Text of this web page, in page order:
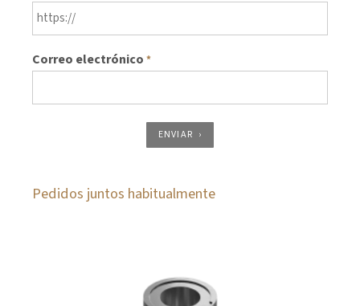
Correo electrónico *
ENVIAR
Pedidos juntos habitualmente